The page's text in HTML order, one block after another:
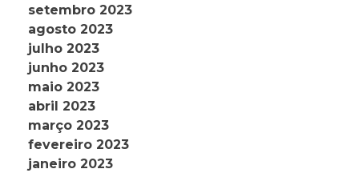
setembro 2023
agosto 2023
julho 2023
junho 2023
maio 2023
abril 2023
março 2023
fevereiro 2023
janeiro 2023